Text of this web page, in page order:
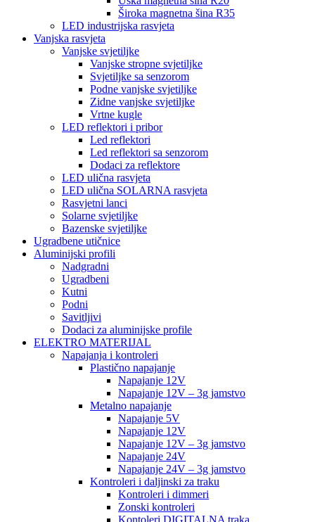
Široka magnetna šina R35
LED industrijska rasvjeta
Vanjska rasvjeta
Vanjske svjetiljke
Vanjske stropne svjetiljke
Svjetiljke sa senzorom
Podne vanjske svjetiljke
Zidne vanjske svjetiljke
Vrtne kugle
LED reflektori i pribor
Led reflektori
Led reflektori sa senzorom
Dodaci za reflektore
LED ulična rasvjeta
LED ulična SOLARNA rasvjeta
Rasvjetni lanci
Solarne svjetiljke
Bazenske svjetiljke
Ugradbene utičnice
Aluminijski profili
Nadgradni
Ugradbeni
Kutni
Podni
Savitljivi
Dodaci za aluminijske profile
ELEKTRO MATERIJAL
Napajanja i kontroleri
Plastično napajanje
Napajanje 12V
Napajanje 12V – 3g jamstvo
Metalno napajanje
Napajanje 5V
Napajanje 12V
Napajanje 12V – 3g jamstvo
Napajanje 24V
Napajanje 24V – 3g jamstvo
Kontroleri i daljinski za traku
Kontroleri i dimmeri
Zonski kontroleri
Kontoleri DIGITALNA traka